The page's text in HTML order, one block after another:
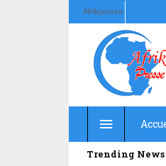
Afrikpresse
Trending News